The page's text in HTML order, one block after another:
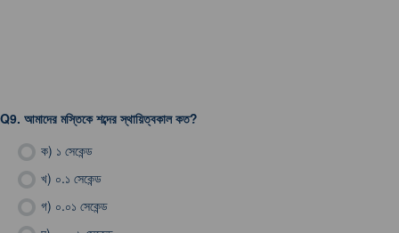
Q9. আমাদের মস্তিকে শব্দের স্থায়িত্বকাল কত?
ক) ১ সেকেন্ড
খ) ০.১ সেকেন্ড
গ) ০.০১ সেকেন্ড